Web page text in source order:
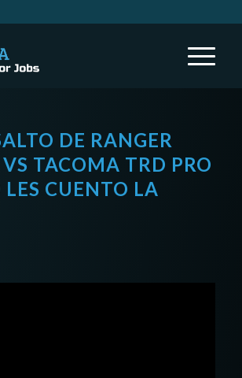
DE RANGER
TACOMA TRD PRO
LES CUENTO LA